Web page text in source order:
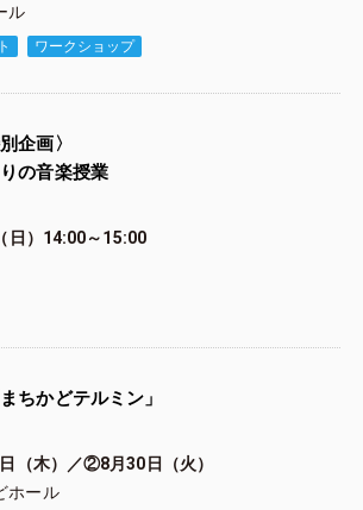
ル
ワークショップ
企画〉
の音楽授業
日）14:00～15:00
ちかどテルミン」
木）／②8月30日（火）
ホール